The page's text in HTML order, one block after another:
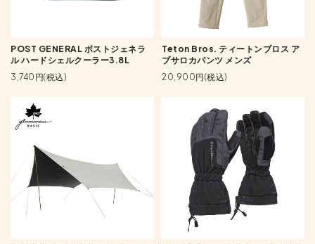
POST GENERAL ポストジェネラ
ル ハードシェルクーラー3.8L
3,740円(税込)
Teton Bros. ティートンブロス ア
ブサロカパンツ メンズ
20,900円(税込)